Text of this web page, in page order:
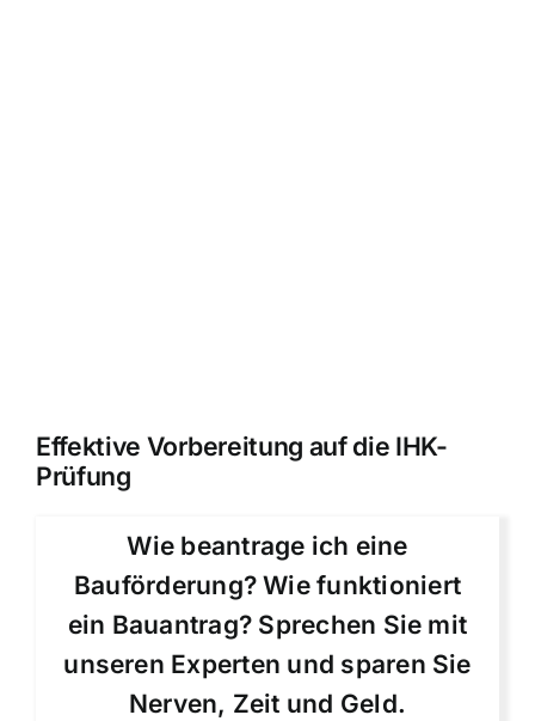
Effektive Vorbereitung auf die IHK-
Prüfung
Wie beantrage ich eine
Bauförderung? Wie funktioniert
ein Bauantrag? Sprechen Sie mit
unseren Experten und sparen Sie
Nerven, Zeit und Geld.